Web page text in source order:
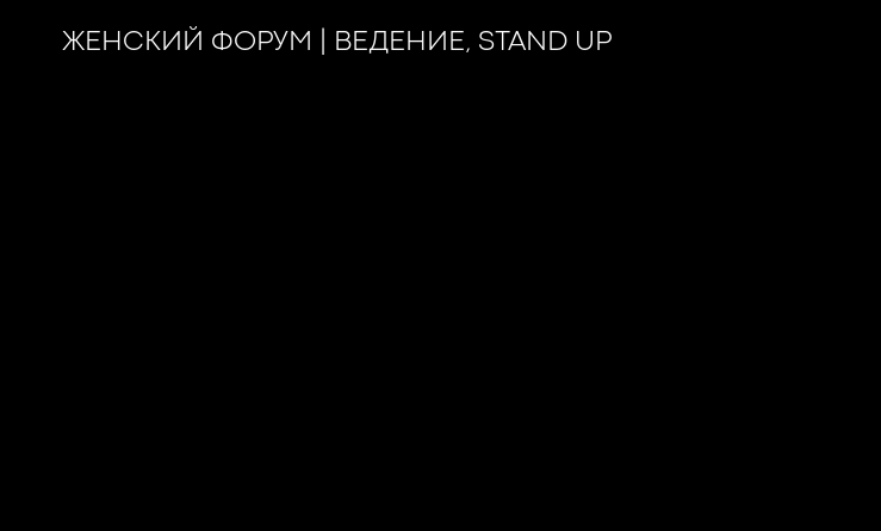
ЖЕНСКИЙ ФОРУМ | ВЕДЕНИЕ, STAND UP